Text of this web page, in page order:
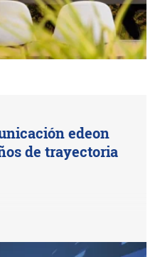
edeon
de trayectoria